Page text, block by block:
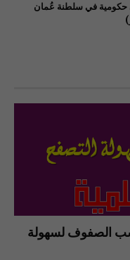
حكومية في سلطنة عُمان
الصفوف لسهولة